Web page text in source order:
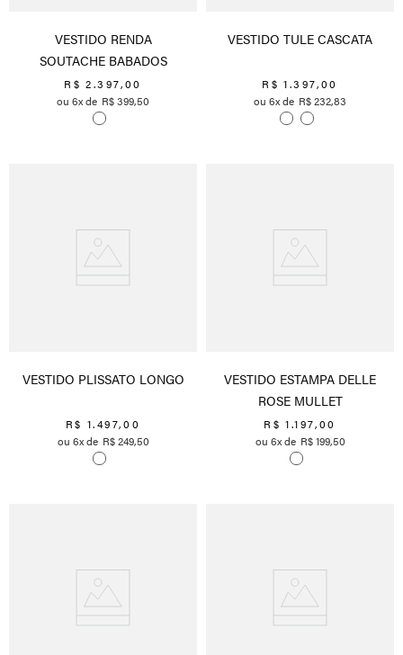
VESTIDO RENDA
SOUTACHE BABADOS
R$ 2.397,00
6
R$399,50
VESTIDO TULE CASCATA
R$ 1.397,00
6
R$232,83
VESTIDO PLISSATO LONGO
R$ 1.497,00
6
R$249,50
VESTIDO ESTAMPA DELLE
ROSE MULLET
R$ 1.197,00
6
R$199,50